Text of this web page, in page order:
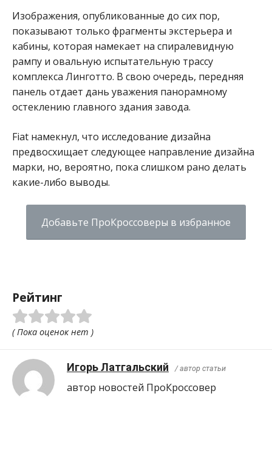
Изображения, опубликованные до сих пор,
показывают только фрагменты экстерьера и
кабины, которая намекает на спиралевидную
рампу и овальную испытательную трассу
комплекса Линготто. В свою очередь, передняя
панель отдает дань уважения панорамному
остеклению главного здания завода.
Fiat намекнул, что исследование дизайна
предвосхищает следующее направление дизайна
марки, но, вероятно, пока слишком рано делать
какие-либо выводы.
Добавьте ПроКроссоверы в избранное
Рейтинг
( Пока оценок нет )
Игорь Латгальский / автор статьи
автор новостей ПроКроcсовер